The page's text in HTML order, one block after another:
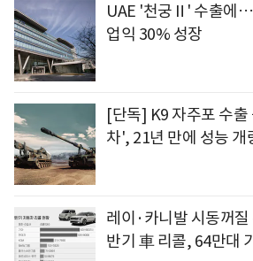
UAE '천궁Ⅱ' 수출에…
업익 30% 성장
[단독] K9 자주포 수
차', 21년 만에 성능 개
레이·카니발 시동꺼
반기 車 리콜, 64만대